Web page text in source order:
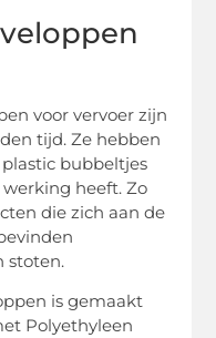
voor vervoer zijn
tijd. Ze hebben
bubbeltjes
heeft. Zo
die zich aan de
stoten.
is gemaakt
Polyethyleen